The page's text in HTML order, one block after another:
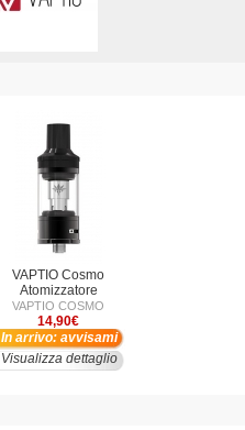
VAPTIO Cosmo
Atomizzatore
VAPTIO COSMO
14,90€
In arrivo: avvisami
Visualizza dettaglio